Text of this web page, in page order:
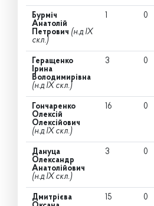
Бурміч
Анатолій
Петрович (н.д IX
скл.)
1 0
Геращенко
Ірина
Володимирівна
(н.д IX скл.)
3 0
Гончаренко
Олексій
Олексійович
(н.д IX скл.)
16 0
Дануца
Олександр
Анатолійович
(н.д IX скл.)
3 0
Дмитрієва
15 0